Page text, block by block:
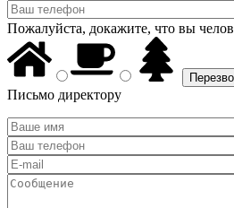
Пожалуйста, докажите, что вы
Письмо директору